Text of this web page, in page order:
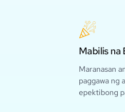
Mabilis na
Maranasan
paggawa ng
epektibong